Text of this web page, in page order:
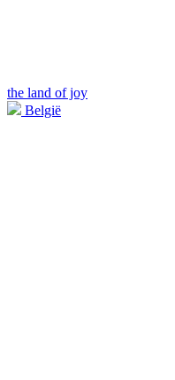
the land of joy
België